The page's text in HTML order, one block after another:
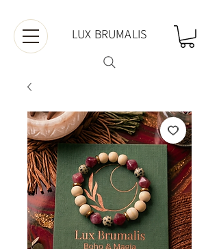
LUX BRUMALIS